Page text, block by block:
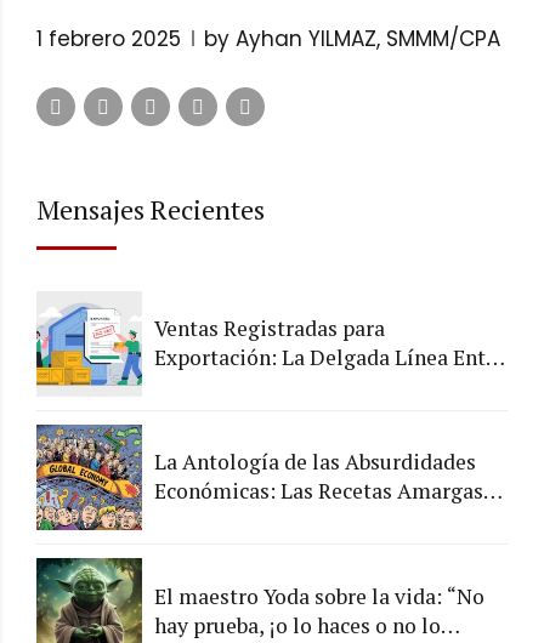
1 febrero 2025 by Ayhan YILMAZ, SMMM/CPA
Mensajes Recientes
Ventas Registradas para
Exportación: La Delgada Línea Entre
La Antología de las Absurdidades
Económicas: Las Recetas Amargas
El maestro Yoda sobre la vida: “No
hay prueba, ¡o lo haces o no lo